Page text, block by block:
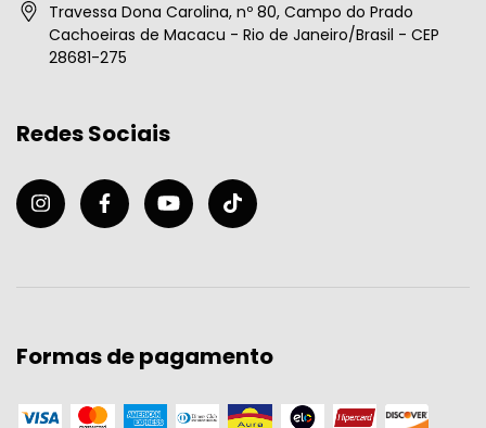
Travessa Dona Carolina, nº 80, Campo do Prado
Cachoeiras de Macacu - Rio de Janeiro/Brasil - CEP
28681-275
Redes Sociais
Formas de pagamento